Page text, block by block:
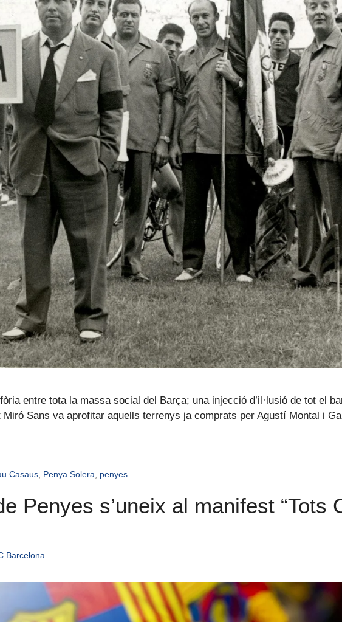
entre tota la massa social del Barça; una injecció d’il·lusió de tot el
Sans va aprofitar aquells terrenys ja comprats per Agustí Montal i
Casaus, Penya Solera, penyes
Penyes s’uneix al manifest “Tots
Barcelona